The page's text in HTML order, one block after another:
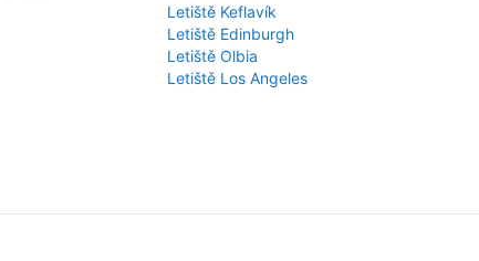
Letiště Keflavík
Letiště Edinburgh
Letiště Olbia
Letiště Los Angeles